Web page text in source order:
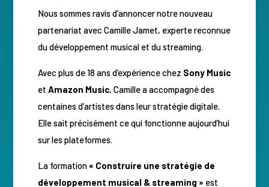
Nous sommes ravis d’annoncer notre nouveau
partenariat avec Camille Jamet, experte reconnue
du développement musical et du streaming.
Avec plus de 18 ans d’expérience chez Sony Music
et Amazon Music, Camille a accompagné des
centaines d’artistes dans leur stratégie digitale.
Elle sait précisément ce qui fonctionne aujourd’hui
sur les plateformes.
La formation « Construire une stratégie de
développement musical & streaming » est